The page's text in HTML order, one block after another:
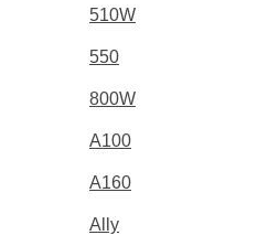
510W
550
800W
A100
A160
Ally